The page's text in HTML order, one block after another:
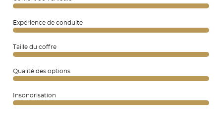
Expérience de conduite
Taille du coffre
Qualité des options
Insonorisation